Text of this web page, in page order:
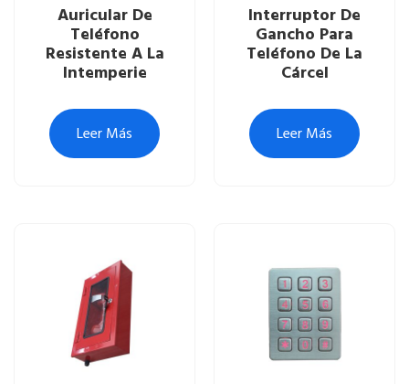
Auricular De
Teléfono
Resistente A La
Intemperie
Leer Más
Interruptor De
Gancho Para
Teléfono De La
Cárcel
Leer Más